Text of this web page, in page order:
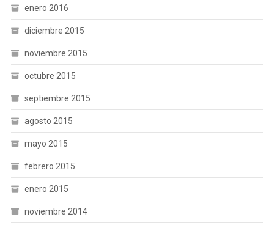
enero 2016
diciembre 2015
noviembre 2015
octubre 2015
septiembre 2015
agosto 2015
mayo 2015
febrero 2015
enero 2015
noviembre 2014